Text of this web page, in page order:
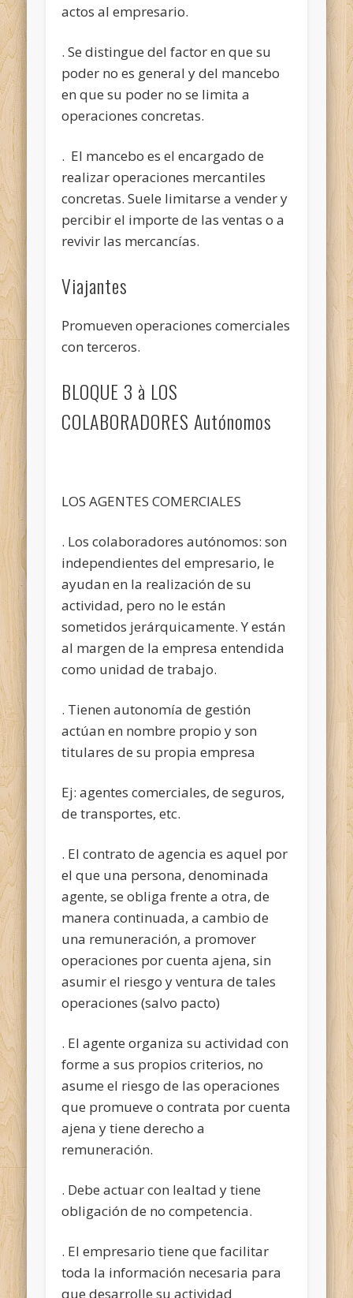
actos al empresario.
. Se distingue del factor en que su
poder no es general y del mancebo
en que su poder no se limita a
operaciones concretas.
. El mancebo es el encargado de
realizar operaciones mercantiles
concretas. Suele limitarse a vender y
percibir el importe de las ventas o a
revivir las mercancías.
Viajantes
Promueven operaciones comerciales
con terceros.
BLOQUE 3 à LOS
COLABORADORES Autónomos
LOS AGENTES COMERCIALES
. Los colaboradores autónomos: son
independientes del empresario, le
ayudan en la realización de su
actividad, pero no le están
sometidos jerárquicamente. Y están
al margen de la empresa entendida
como unidad de trabajo.
. Tienen autonomía de gestión
actúan en nombre propio y son
titulares de su propia empresa
Ej: agentes comerciales, de seguros,
de transportes, etc.
. El contrato de agencia es aquel por
el que una persona, denominada
agente, se obliga frente a otra, de
manera continuada, a cambio de
una remuneración, a promover
operaciones por cuenta ajena, sin
asumir el riesgo y ventura de tales
operaciones (salvo pacto)
. El agente organiza su actividad con
forme a sus propios criterios, no
asume el riesgo de las operaciones
que promueve o contrata por cuenta
ajena y tiene derecho a
remuneración.
. Debe actuar con lealtad y tiene
obligación de no competencia.
. El empresario tiene que facilitar
toda la información necesaria para
que desarrolle su actividad